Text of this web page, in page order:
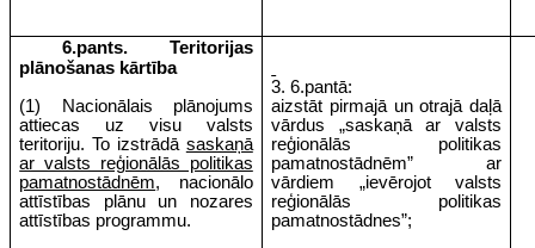
6.pants. Teritorijas
plānošanas kārtība
(1) Nacionālais plānojums
attiecas uz visu valsts
teritoriju. To izstrādā saskaņā
ar valsts reģionālās politikas
pamatnostādnēm, nacionālo
attīstības plānu un nozares
attīstības programmu.
3. 6.pantā:
aizstāt pirmajā un otrajā daļā
vārdus „saskaņā ar valsts
reģionālās politikas
pamatnostādnēm” ar
vārdiem „ievērojot valsts
reģionālās politikas
pamatnostādnes”;